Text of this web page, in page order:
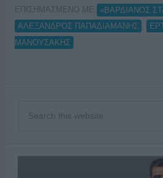
ΕΠΙΣΗΜΑΣΜΕΝΟ ΜΕ: «ΒΑΡΔΙΑΝΟΣ
ΑΛΕΞΑΝΔΡΟΣ ΠΑΠΑΔΙΑΜΑΝΗΣ
ΜΑΝΟΥΣΑΚΗΣ